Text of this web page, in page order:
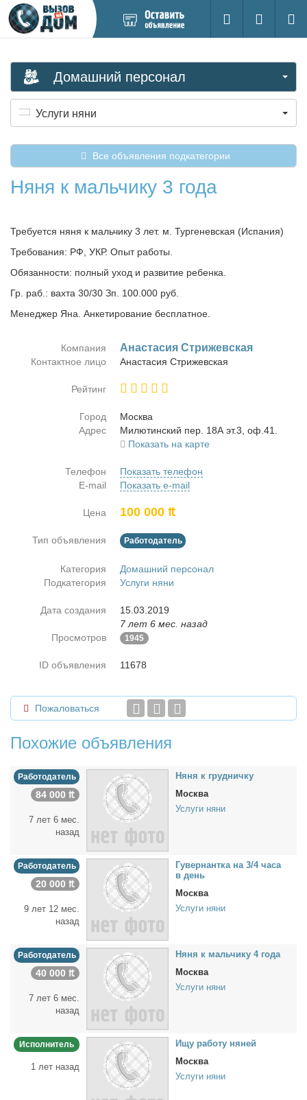
новое
Поиск
Вход на
Домашний персонал
Услуги няни
Все объявления подкатегории
Няня к мальчику 3 года
Требуется няня к мальчику 3 лет. м. Тургеневская (Испания)
Требования: РФ, УКР. Опыт работы.
Обязанности: полный уход и развитие ребенка.
Гр. раб.: вахта 30/30 Зп. 100.000 руб.
Менеджер Яна. Анкетирование бесплатное.
Компания Ана­ста­сия Стри­жев­ская
Контактное лицо Ана­ста­сия Стри­жев­ская
Рейтинг
Город
Москва
Адрес
Ми­лю­тин­ский пер. 18А эт.3, оф.41.
Показать на карте
Телефон
Показать телефон
E-mail
Показать e-mail
Цена 100 000 ₶
Тип объявления Работодатель
Категория
Домашний персонал
Подкатегория
Услуги няни
Дата создания
15.03.2019
7 лет 6 мес. назад
Просмотров
1945
ID объявления 11678
Пожаловаться
Похожие объявления
Работодатель
84 000 ₶
7 лет 6 мес.
назад
Ня­ня к груд­нич­ку
Москва
Услуги няни
Работодатель
20 000 ₶
9 лет 12 мес.
назад
Гу­вер­нант­ка на 3/4 ча­са
в день
Москва
Услуги няни
Работодатель
40 000 ₶
7 лет 6 мес.
назад
Ня­ня к маль­чи­ку 4 го­да
Москва
Услуги няни
Исполнитель
1 лет назад
Ищу ра­бо­ту ня­ней
Москва
Услуги няни